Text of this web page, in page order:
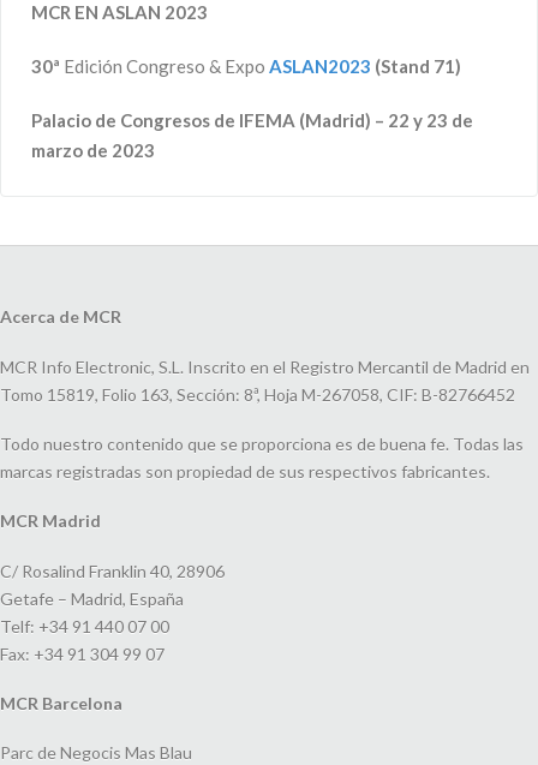
MCR EN ASLAN 2023
30ª Edición Congreso & Expo ASLAN2023 (Stand 71)
Palacio de Congresos de IFEMA (Madrid) – 22 y 23 de
marzo de 2023
Acerca de MCR
MCR Info Electronic, S.L. Inscrito en el Registro Mercantil de Madrid en
Tomo 15819, Folio 163, Sección: 8ª, Hoja M-267058, CIF: B-82766452
Todo nuestro contenido que se proporciona es de buena fe. Todas las
marcas registradas son propiedad de sus respectivos fabricantes.
MCR Madrid
C/ Rosalind Franklin 40, 28906
Getafe – Madrid, España
Telf: +34 91 440 07 00
Fax: +34 91 304 99 07
MCR Barcelona
Parc de Negocis Mas Blau